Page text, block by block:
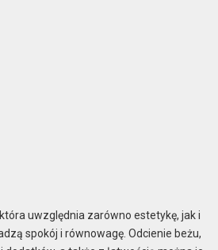
uwzględnia zarówno estetykę, jak i
spokój i równowagę. Odcienie beżu,